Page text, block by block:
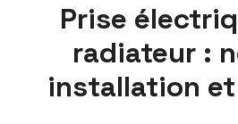
Prise
radiateur :
installation